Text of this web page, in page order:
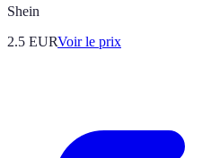
Shein
2.5 EURVoir le prix